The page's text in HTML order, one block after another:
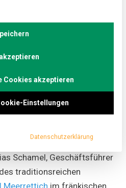
wie Schlagsahne
Lebensmittelmagazin.de
der Heimat des
und zwei Sekunden
auch schon wieder
ist Allylisothiocyanat,
tragen an manchen
Schamel, Geschäftsführer
traditionsreichen
Cookies akzeptieren
Einstellungen
Datenschutzerklärung